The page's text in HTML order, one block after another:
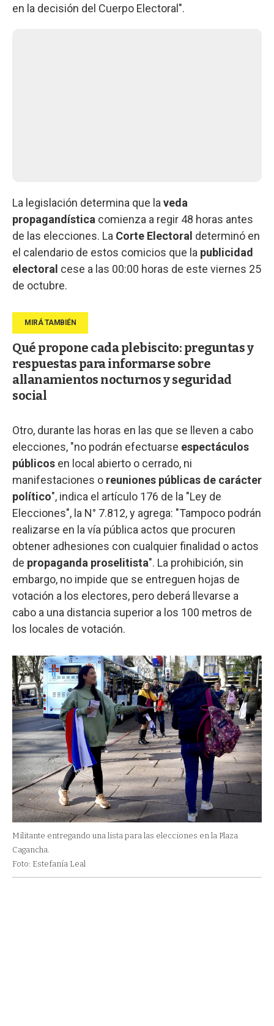
en la decisión del Cuerpo Electoral".
La legislación determina que la veda
propagandística comienza a regir 48 horas antes
de las elecciones. La Corte Electoral determinó en
el calendario de estos comicios que la publicidad
electoral cese a las 00:00 horas de este viernes 25
de octubre.
Qué propone cada plebiscito: preguntas y
respuestas para informarse sobre
allanamientos nocturnos y seguridad
social
Otro, durante las horas en las que se lleven a cabo
elecciones, "no podrán efectuarse espectáculos
públicos en local abierto o cerrado, ni
manifestaciones o reuniones públicas de carácter
político", indica el artículo 176 de la "Ley de
Elecciones", la N° 7.812, y agrega: "Tampoco podrán
realizarse en la vía pública actos que procuren
obtener adhesiones con cualquier finalidad o actos
de propaganda proselitista". La prohibición, sin
embargo, no impide que se entreguen hojas de
votación a los electores, pero deberá llevarse a
cabo a una distancia superior a los 100 metros de
los locales de votación.
Militante entregando una lista para las elecciones en la Plaza
Cagancha.
Foto: Estefanía Leal